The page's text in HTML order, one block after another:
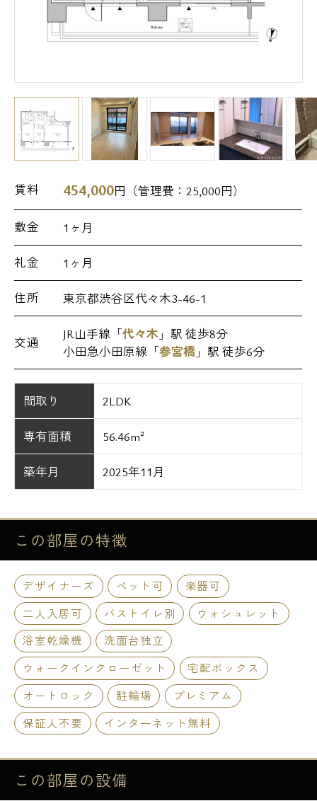
賃料 454,000円（管理費：25,000円）
敷金 1ヶ月
礼金 1ヶ月
住所 東京都渋谷区代々木3-46-1
交通
JR山手線「代々木 」駅 徒歩8分
小田急小田原線「参宮橋 」駅 徒歩6分
間取り 2LDK
専有面積 56.46m²
築年月 2025年11月
この部屋の特徴
デザイナーズ ペット可
楽器可
二人入居可
バストイレ別
ウォシュレット
浴室乾燥機
洗面台独立
ウォークインクローゼット
宅配ボックス
オートロック
駐輪場
プレミアム
保証人不要
インターネット無料
この部屋の設備